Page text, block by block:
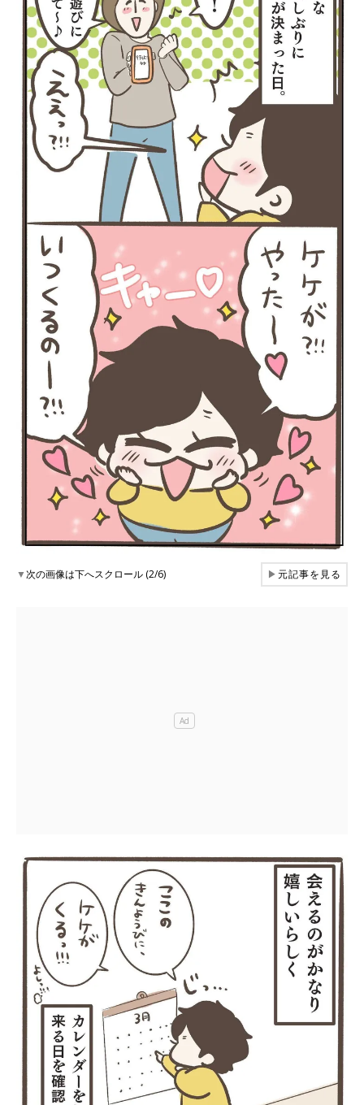
▼次の画像は下へスクロール (2/6) ▶元記事を見る